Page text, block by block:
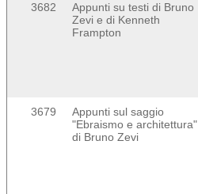
3682
Appunti su testi di Bruno
Zevi e di Kenneth
Frampton
3679
Appunti sul saggio
"Ebraismo e architettura"
di Bruno Zevi